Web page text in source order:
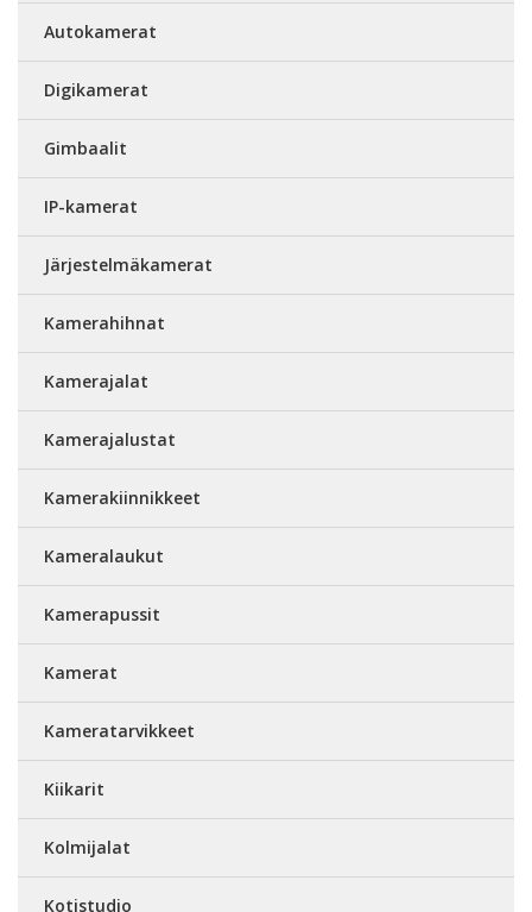
Autokamerat
Digikamerat
Gimbaalit
IP-kamerat
Järjestelmäkamerat
Kamerahihnat
Kamerajalat
Kamerajalustat
Kamerakiinnikkeet
Kameralaukut
Kamerapussit
Kamerat
Kameratarvikkeet
Kiikarit
Kolmijalat
Kotistudio